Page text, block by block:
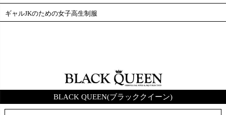
ギャルJKのための女子高生制服
BLACK QUEEN(ブラッククイーン)